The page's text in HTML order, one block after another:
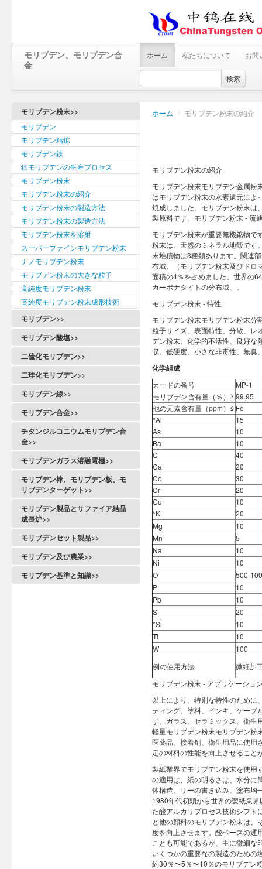
モリブデン、モリブデン合
金
ホーム 私たちについて お問
検索
モリブデン粉末>>
モリブデン
モリブデン精鉱
モリブデン鉄
鉄モリブデンの生産プロセス
モリブデン粉末
モリブデン粉末の紹介
モリブデン粉末の製造方法
モリブデン粉末の製造方法
モリブデン粉末を溶射
スーパーファインモリブデン粉末
ナノモリブデン粉末
モリブデン粉末の大きな粒子
高純度モリブデン粉末
高純度モリブデン粉末成形技術
モリブデン>>
モリブデン酸塩>>
二硫化モリブデン>>
二珪化モリブデン>>
モリブデン線>>
モリブデン合金>>
チタンジルコニウムモリブデン合
金>>
モリブデンガラス溶融電極>>
モリブデン棒、モリブデン板、モ
リブデンターゲット>>
モリブデン製品とサファイア結晶
成長炉>>
モリブデンセット製品>>
モリブデン及び農業>>
モリブデン基準と知識>>
ホーム / モリブデン粉末の紹介
モリブデン粉末の紹介
モリブデン粉末モリブデン金属粉
はモリブデン粉末の水素還元によ
焼成しました。モリブデン粉末は
製原料です。モリブデン粉末 - 流
モリブデン粉末が重要無機鉱物で
粉末は、天然のミネラル地殻です
末堆積物は3種類あります。関連
布域、（モリブデン粉末及びドロ
面積の4％を占めました。世界の
カーボナタイトの分布域、。
モリブデン粉末 - 特性
モリブデン粉末モリブデン粉末分
粒子サイズ、表面特性、分散、
デン粉末、化学的不活性、良好な
収、低硬度、小さな非毒性、無臭
化学組成
カードの番号
MP-1
モリブデン含有量（％）≥ 99.95
他の元素含有量（ppm）≤ Fe
*Al
15
As
10
Ba
10
C
40
Ca
20
Co
30
Cr
20
Cu
10
*K
20
Mg
10
Mn
5
Na
10
Ni
10
O
500-
P
10
Pb
10
S
20
*Si
10
Ti
10
W
100
例の使用方法
微細加
モリブデン粉末 - アプリケーショ
以上により、特別な特性のために
ティング、塗料、インキ、ケーブ
す、ガラス、セラミックス、衛生
軽量モリブデン粉末モリブデン粉
医薬品、接着剤、衛生用品に使用
定の材料の性能を向上させること
製紙業界でモリブデン粉末を使用
の適用は、紙の明るさは、水分に
体構造、リーの書き込み、塗布均
1980年代初頭から世界の製紙業
た酸アルカリプロセス技術シフト
と他の顔料のモリブデン粉末は
度を向上させます。酸ベースの運
ことも可能であるが、主に微細
いくつかの重要なの製造のための
約30％〜5％〜10％のモリブデン